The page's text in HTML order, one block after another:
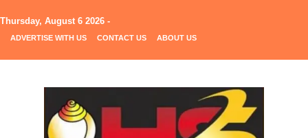
Thursday, August 6 2026 -
ADVERTISE WITH US CONTACT US ABOUT US